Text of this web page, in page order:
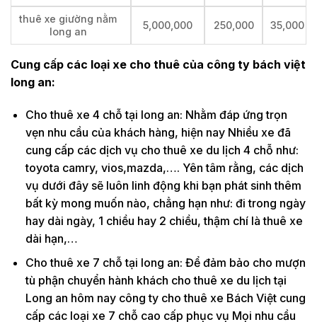
thuê xe giường nằm
long an
5,000,000 250,000 35,000
Cung cấp các loại xe cho thuê của công ty bách việt
long an:
Cho thuê xe 4 chỗ tại long an: Nhằm đáp ứng trọn
vẹn nhu cầu của khách hàng, hiện nay Nhiều xe đã
cung cấp các dịch vụ cho thuê xe du lịch 4 chỗ như:
toyota camry, vios,mazda,…. Yên tâm rằng, các dịch
vụ dưới đây sẽ luôn linh động khi bạn phát sinh thêm
bất kỳ mong muốn nào, chẳng hạn như: đi trong ngày
hay dài ngày, 1 chiều hay 2 chiều, thậm chí là thuê xe
dài hạn,…
Cho thuê xe 7 chỗ tại long an: Để đảm bảo cho mượn
tù phận chuyển hành khách cho thuê xe du lịch tại
Long an hôm nay công ty cho thuê xe Bách Việt cung
cấp các loại xe 7 chỗ cao cấp phục vụ Mọi nhu cầu